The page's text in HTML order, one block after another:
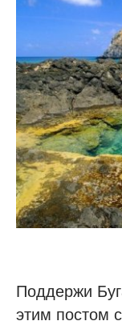
Поддержи
этим постом